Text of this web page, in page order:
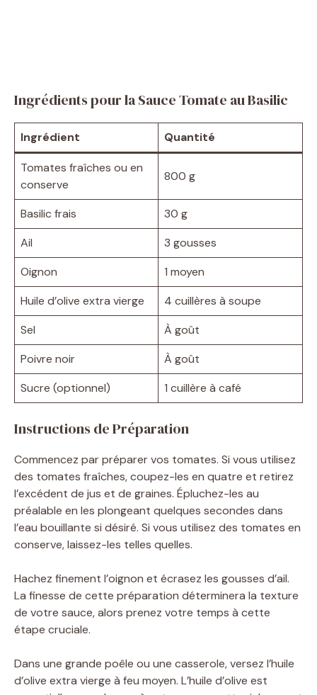
Ingrédients pour la Sauce Tomate au Basilic
Ingrédient Quantité
Tomates fraîches ou en
conserve
800 g
Basilic frais
30 g
Ail
3 gousses
Oignon
1 moyen
Huile d’olive extra vierge
4 cuillères à soupe
Sel
À goût
Poivre noir
À goût
Sucre (optionnel)
1 cuillère à café
Instructions de Préparation
Commencez par préparer vos tomates. Si vous utilisez
des tomates fraîches, coupez-les en quatre et retirez
l’excédent de jus et de graines. Épluchez-les au
préalable en les plongeant quelques secondes dans
l’eau bouillante si désiré. Si vous utilisez des tomates en
conserve, laissez-les telles quelles.
Hachez finement l’oignon et écrasez les gousses d’ail.
La finesse de cette préparation déterminera la texture
de votre sauce, alors prenez votre temps à cette
étape cruciale.
Dans une grande poêle ou une casserole, versez l’huile
d’olive extra vierge à feu moyen. L’huile d’olive est